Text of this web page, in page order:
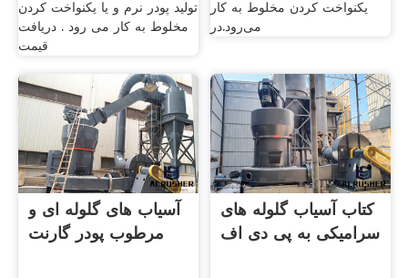
تولید پودر نرم و یا یکنواخت کردن
مخلوط به کار می رود . دریافت
قیمت
یکنواخت کردن مخلوط به کار
می‌رود.در
آسیاب های گلوله ای و
مرطوب پودر گارنت
کتاب آسیاب گلوله های
سرامیکی به پی دی اف